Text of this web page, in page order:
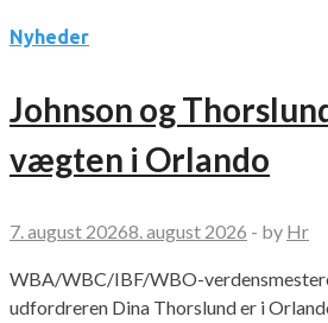
Nyheder
Johnson og
vægten i Orlando
7. august 20268. august 2026 - by Hr
WBA/WBC/IBF/WBO-
udfordreren Dina Thorslund er i